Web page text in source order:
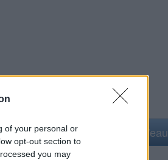
of your personal or
opt-out section to
you may
Ajouter un point d'eau